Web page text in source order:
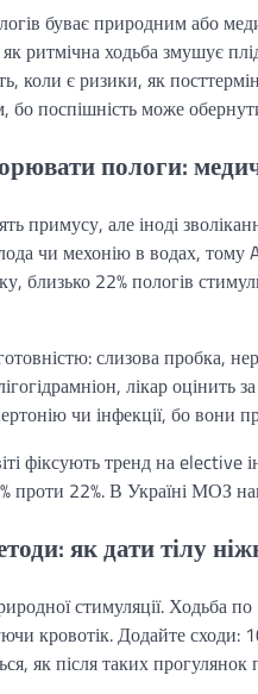
буває природним або
ритмічна ходьба змушує
коли є ризики, як
бо поспішність може
пологи:
примусу, але іноді
чи мехонію в водах, тому
близько 22% пологів
готовністю: слизова
лікар
чи інфекції, бо
фіксують тренд на
проти 22%. В Україні МОЗ
як дати тілу
стимуляції. Ходьба
кровотік. Додайте сходи:
як після таких